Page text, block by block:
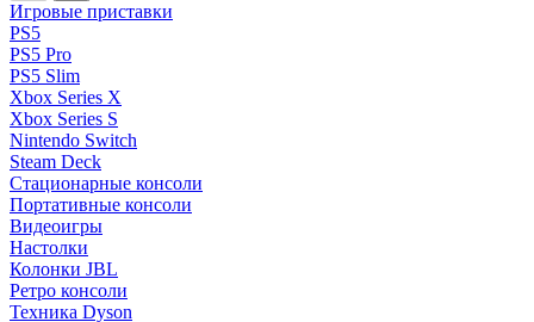
Игровые приставки
PS5
PS5 Pro
PS5 Slim
Xbox Series X
Xbox Series S
Nintendo Switch
Steam Deck
Стационарные консоли
Портативные консоли
Видеоигры
Настолки
Колонки JBL
Ретро консоли
Техника Dyson